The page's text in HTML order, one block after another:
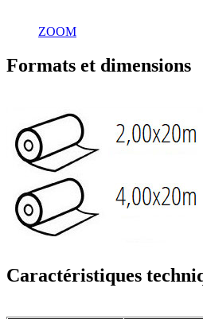
ZOOM
Formats et dimensions
Caractéristiques